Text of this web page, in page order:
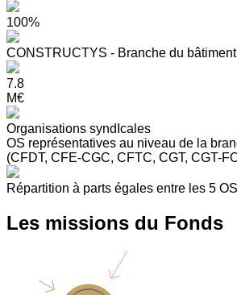
100%
CONSTRUCTYS - Branche du bâtiment
7.8
M€
Organisations syndIcales
OS représentatives au niveau de la
(CFDT, CFE-CGC, CFTC, CGT, CGT-
Répartition à parts égales entre les 5 OS
Les missions du Fonds